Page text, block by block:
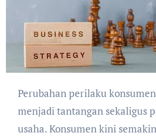
Perubahan perilaku konsumen pada tahun 2026
menjadi tantangan sekaligus
usaha. Konsumen kini